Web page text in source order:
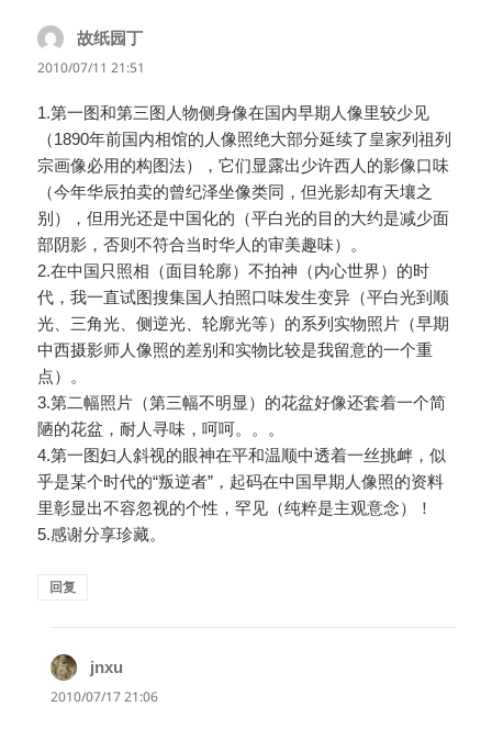
故纸园丁
2010/07/11 21:51
1.第一图和第三图人物侧身像在国内早期人像里较少见
（1890年前国内相馆的人像照绝大部分延续了皇家列祖列
宗画像必用的构图法），它们显露出少许西人的影像口味
（今年华辰拍卖的曾纪泽坐像类同，但光影却有天壤之
别），但用光还是中国化的（平白光的目的大约是减少面
部阴影，否则不符合当时华人的审美趣味）。
2.在中国只照相（面目轮廓）不拍神（内心世界）的时
代，我一直试图搜集国人拍照口味发生变异（平白光到顺
光、三角光、侧逆光、轮廓光等）的系列实物照片（早期
中西摄影师人像照的差别和实物比较是我留意的一个重
点）。
3.第二幅照片（第三幅不明显）的花盆好像还套着一个简
陋的花盆，耐人寻味，呵呵。。。
4.第一图妇人斜视的眼神在平和温顺中透着一丝挑衅，似
乎是某个时代的“叛逆者”，起码在中国早期人像照的资料
里彰显出不容忽视的个性，罕见（纯粹是主观意念）！
5.感谢分享珍藏。
回复
jnxu
道：
2010/07/17 21:06